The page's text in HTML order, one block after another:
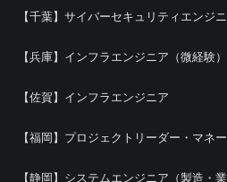
【千葉】サイバーセキュリティエンジ
【兵庫】インフラエンジニア（微経験）
【佐賀】インフラエンジニア
【福岡】プロジェクトリーダー・マネ
【静岡】システムエンジニア（製造・業